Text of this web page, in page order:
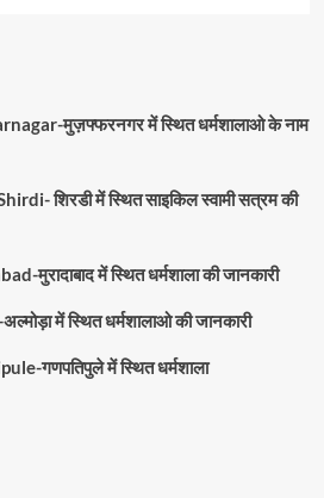
मुज़फ्फरनगर में स्थित धर्मशालाओ के नाम
शिरडी में स्थित साइकिल स्वामी सत्रम की
में स्थित धर्मशाला की जानकारी
में स्थित धर्मशालाओ की जानकारी
गणपतिपुले में स्थित धर्मशाला